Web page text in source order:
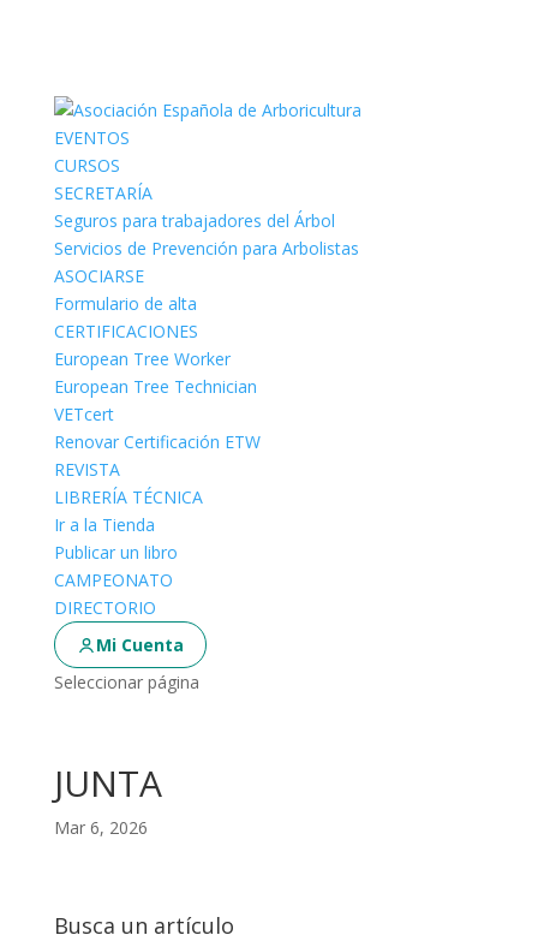
EVENTOS
CURSOS
SECRETARÍA
Seguros para trabajadores del Árbol
Servicios de Prevención para Arbolistas
ASOCIARSE
Formulario de alta
CERTIFICACIONES
European Tree Worker
European Tree Technician
VETcert
Renovar Certificación ETW
REVISTA
LIBRERÍA TÉCNICA
Ir a la Tienda
Publicar un libro
CAMPEONATO
DIRECTORIO
Mi Cuenta
Seleccionar página
JUNTA
Mar 6, 2026
Busca un artículo